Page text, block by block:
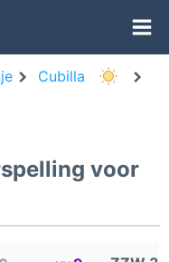
Cubilla
voor